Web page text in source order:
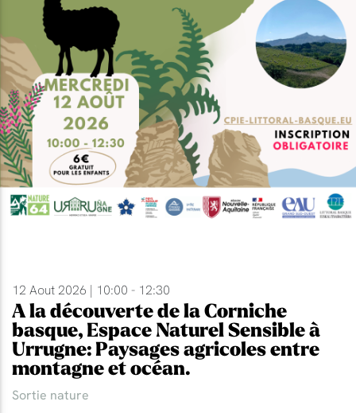
12 Aout 2026 | 10:00 - 12:30
A la découverte de la Corniche
basque, Espace Naturel Sensible à
Urrugne: Paysages agricoles entre
montagne et océan.
Sortie nature